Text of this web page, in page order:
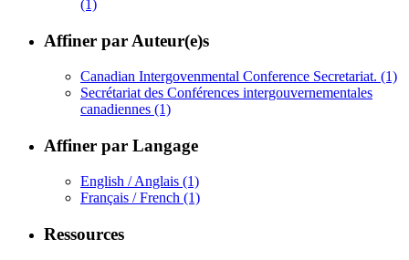
(1)
Affiner par Auteur(e)s
Canadian Intergovenmental Conference Secretariat. (1)
Secrétariat des Conférences intergouvernementales
canadiennes (1)
Affiner par Langage
English / Anglais (1)
Français / French (1)
Ressources